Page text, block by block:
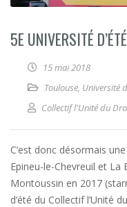
5E UNIVERSITÉ
15 mai 2018
Toulouse, Université
Collectif l'Unité du
C’est donc désormais
Epineu-le-Chevreuil et
Montoussin en 2017
d’été du Collectif l’Unité